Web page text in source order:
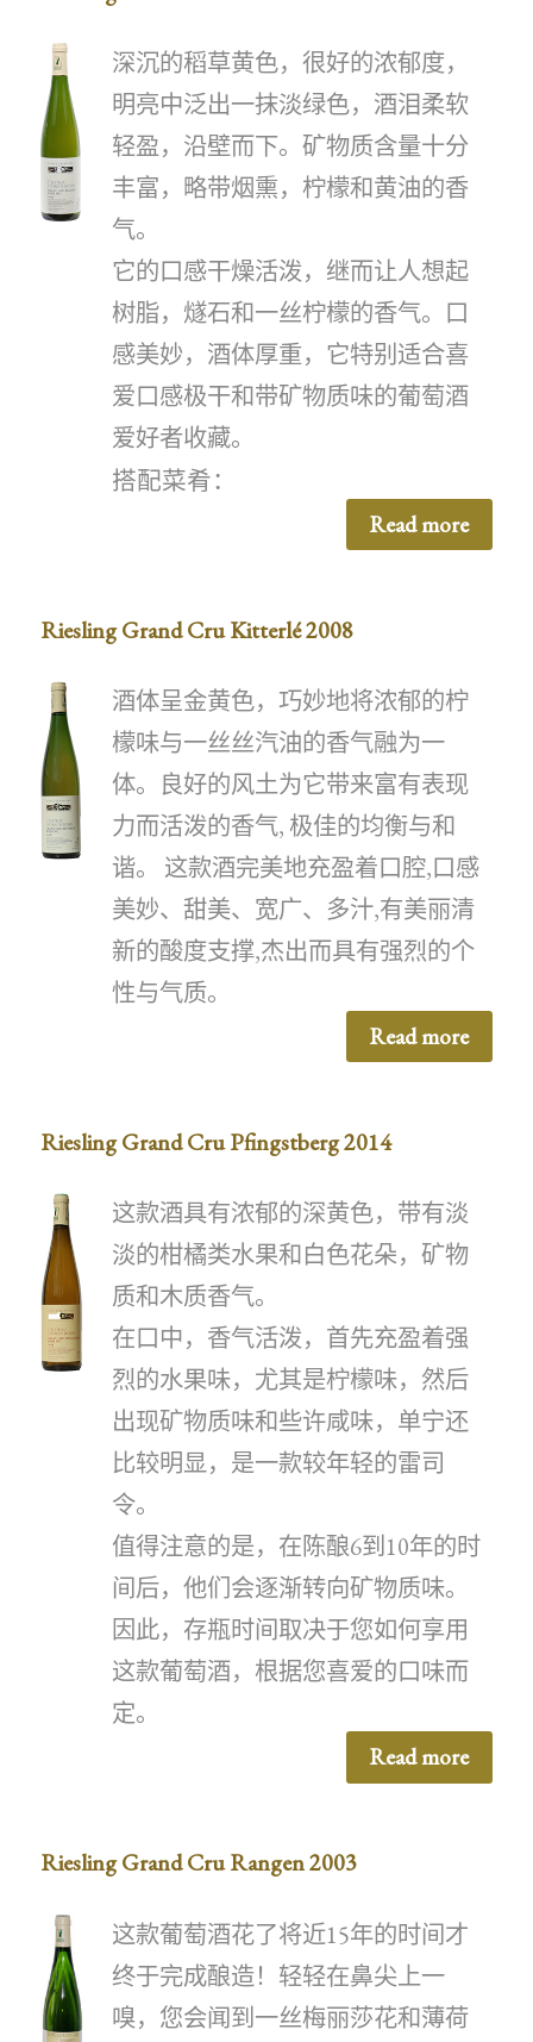
深沉的稻草黄色，很好的浓郁度，
明亮中泛出一抹淡绿色，酒泪柔软
轻盈，沿壁而下。矿物质含量十分
丰富，略带烟熏，柠檬和黄油的香
气。
它的口感干燥活泼，继而让人想起
树脂，燧石和一丝柠檬的香气。口
感美妙，酒体厚重，它特别适合喜
爱口感极干和带矿物质味的葡萄酒
爱好者收藏。
搭配菜肴：
Read more
Riesling Grand Cru Kitterlé 2008
酒体呈金黄色，巧妙地将浓郁的柠
檬味与一丝丝汽油的香气融为一
体。良好的风土为它带来富有表现
力而活泼的香气, 极佳的均衡与和
谐。 这款酒完美地充盈着口腔,口感
美妙、甜美、宽广、多汁,有美丽清
新的酸度支撑,杰出而具有强烈的个
性与气质。
Read more
Riesling Grand Cru Pfingstberg 2014
这款酒具有浓郁的深黄色，带有淡
淡的柑橘类水果和白色花朵，矿物
质和木质香气。
在口中，香气活泼，首先充盈着强
烈的水果味，尤其是柠檬味，然后
出现矿物质味和些许咸味，单宁还
比较明显，是一款较年轻的雷司
令。
值得注意的是，在陈酿6到10年的时
间后，他们会逐渐转向矿物质味。
因此，存瓶时间取决于您如何享用
这款葡萄酒，根据您喜爱的口味而
定。
Read more
Riesling Grand Cru Rangen 2003
这款葡萄酒花了将近15年的时间才
终于完成酿造！轻轻在鼻尖上一
嗅，您会闻到一丝梅丽莎花和薄荷